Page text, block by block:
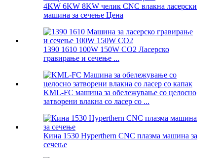
4KW 6KW 8KW челик CNC влакна ласерски
машина за сечење Цена
1390 1610 100W 150W CO2 Ласерско
гравирање и сечење ...
KML-FC машина за обележување со целосно
затворени влакна со ласер со ...
Кина 1530 Hyperthern CNC плазма машина за
сечење